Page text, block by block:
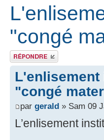
"congé
Répondre
"congé
par gerald » Sam 09
L’enlisement